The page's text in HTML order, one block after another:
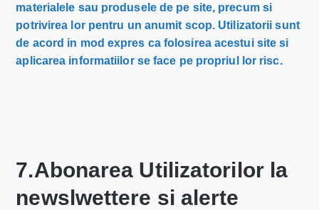
materialele sau produsele de pe site, precum si
potrivirea lor pentru un anumit scop. Utilizatorii sunt
de acord in mod expres ca folosirea acestui site si
aplicarea informatiilor se face pe propriul lor risc.
7.Abonarea Utilizatorilor la
newslwettere si alerte